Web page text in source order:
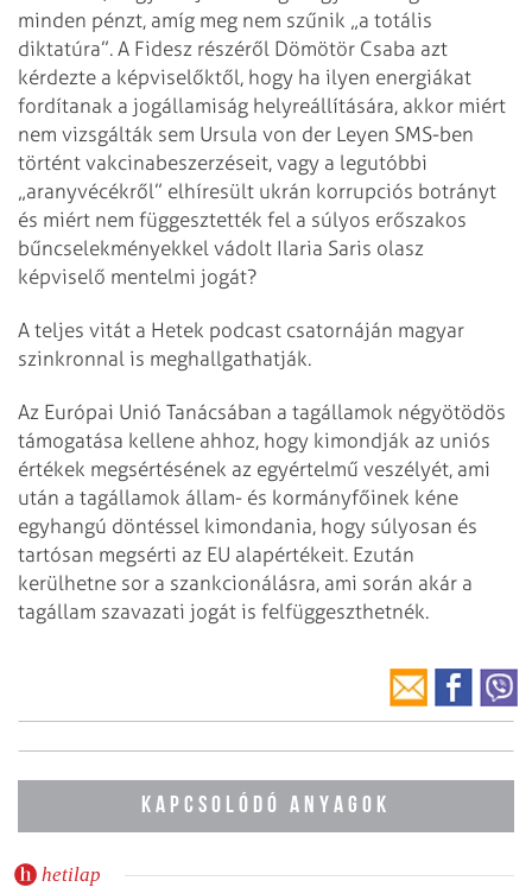
minden pénzt, amíg meg nem szűnik „a totális
diktatúra”. A Fidesz részéről Dömötör Csaba azt
kérdezte a képviselőktől, hogy ha ilyen energiákat
fordítanak a jogállamiság helyreállítására, akkor miért
nem vizsgálták sem Ursula von der Leyen SMS-ben
történt vakcinabeszerzéseit, vagy a legutóbbi
„aranyvécékről” elhíresült ukrán korrupciós botrányt
és miért nem függesztették fel a súlyos erőszakos
bűncselekményekkel vádolt Ilaria Saris olasz
képviselő mentelmi jogát?
A teljes vitát a Hetek podcast csatornáján magyar
szinkronnal is meghallgathatják.
Az Európai Unió Tanácsában a tagállamok négyötödös
támogatása kellene ahhoz, hogy kimondják az uniós
értékek megsértésének az egyértelmű veszélyét, ami
után a tagállamok állam- és kormányfőinek kéne
egyhangú döntéssel kimondania, hogy súlyosan és
tartósan megsérti az EU alapértékeit. Ezután
kerülhetne sor a szankcionálásra, ami során akár a
tagállam szavazati jogát is felfüggeszthetnék.
KAPCSOLÓDÓ ANYAGOK
hetilap